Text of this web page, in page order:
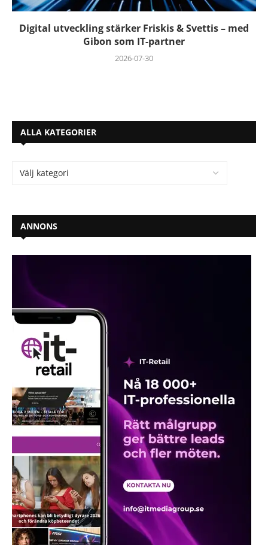
Digital utveckling stärker Friskis & Svettis – med
Gibon som IT-partner
2026-07-30
ALLA KATEGORIER
ANNONS